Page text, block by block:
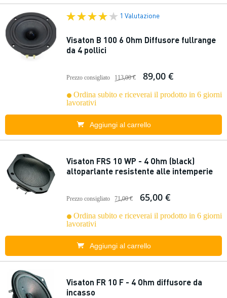
1 Valutazione
Visaton B 100 6 Ohm Diffusore fullrange
da 4 pollici
Prezzo consigliato 113,00 € 89,00 €
Ordina subito e riceverai il prodotto in 6 giorni
lavorativi
Aggiungi al carrello
Visaton FRS 10 WP - 4 Ohm (black)
altoparlante resistente alle intemperie
Prezzo consigliato 71,00 € 65,00 €
Ordina subito e riceverai il prodotto in 6 giorni
lavorativi
Aggiungi al carrello
Visaton FR 10 F - 4 Ohm diffusore da
incasso